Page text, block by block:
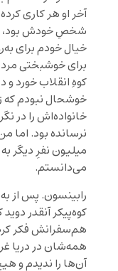
آخر او هر کاری
شخصِ خودش بود،
خیال خودم برای
برای خوشبختی
کوهِ انقلاب
خوشحال نبودم که
خانواده‌اش را در
نرسانده بود. اما
میلیون نفرِ دیگر به
می‌دانستم.
رابینسون. پس از
کوه‌پیکر آنقدر
هم‌سفرانش فکر
همهشان در دریا
آن‌ها را ندیدم و